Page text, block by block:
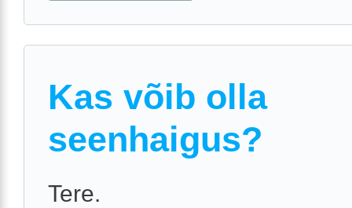
Kas võib olla
seenhaigus?
Tere.